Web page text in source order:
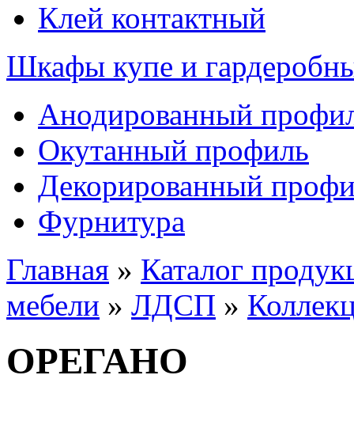
Клей контактный
Шкафы купе и
Анодированный
Окутанный профиль
Декорированный
Фурнитура
Главная » Каталог
мебели » ЛДСП »
ОРЕГАНО